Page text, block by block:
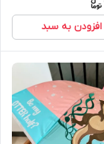
افزودن به سبد